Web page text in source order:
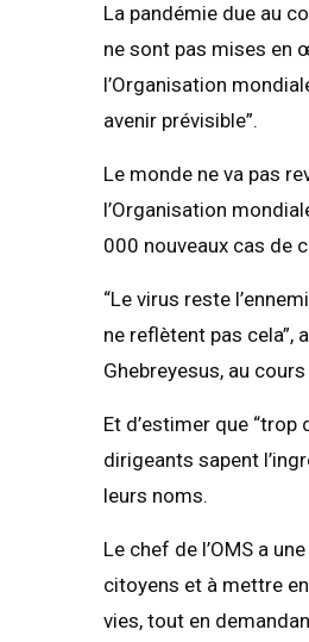
La pandémie due au
ne sont pas mises en
l’Organisation
avenir prévisible”.
Le monde ne va pas
l’Organisation
000 nouveaux cas de
“Le virus reste
ne reflètent pas cela”,
Ghebreyesus, au
Et d’estimer que
dirigeants sapent
leurs noms.
Le chef de l’OMS a
citoyens et à mettre
vies, tout en